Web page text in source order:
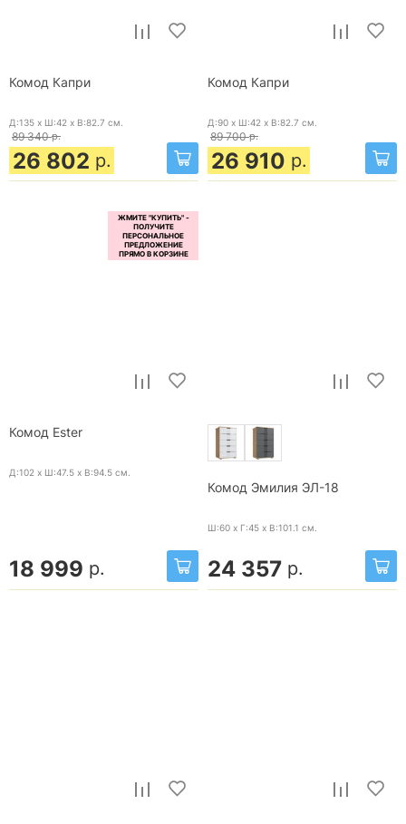
Комод Капри
Д:135 x Ш:42 x В:82.7 см.
89 340 р.
26 802 р.
Комод Капри
Д:90 x Ш:42 x В:82.7 см.
89 700 р.
26 910 р.
Комод Ester
Д:102 x Ш:47.5 x В:94.5 см.
18 999 р.
Комод Эмилия ЭЛ-18
Ш:60 x Г:45 x В:101.1 см.
24 357 р.